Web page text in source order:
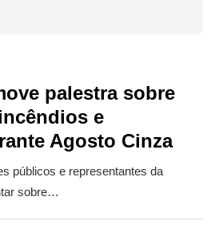
palestra sobre
e
Agosto Cinza
públicos e representantes da
sobre…